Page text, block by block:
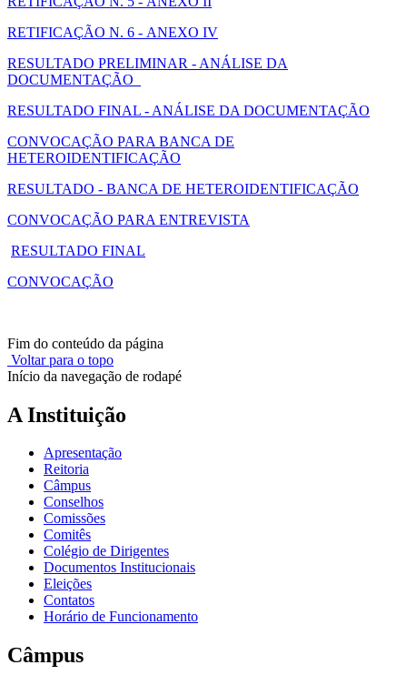
RETIFICAÇÃO N. 6 - ANEXO IV
RESULTADO PRELIMINAR - ANÁLISE DA
DOCUMENTAÇÃO
RESULTADO FINAL - ANÁLISE DA DOCUMENTAÇÃO
CONVOCAÇÃO PARA BANCA DE
HETEROIDENTIFICAÇÃO
RESULTADO - BANCA DE HETEROIDENTIFICAÇÃO
CONVOCAÇÃO PARA ENTREVISTA
RESULTADO FINAL
CONVOCAÇÃO
Fim do conteúdo da página
Voltar para o topo
Início da navegação de rodapé
A Instituição
Apresentação
Reitoria
Câmpus
Conselhos
Comissões
Comitês
Colégio de Dirigentes
Documentos Institucionais
Eleições
Contatos
Horário de Funcionamento
Câmpus